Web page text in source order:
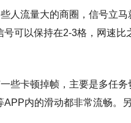
人流量大的商圈，信号立
可以保持在2-3格，网速比
些卡顿掉帧，主要是多任
内的滑动都非常流畅。